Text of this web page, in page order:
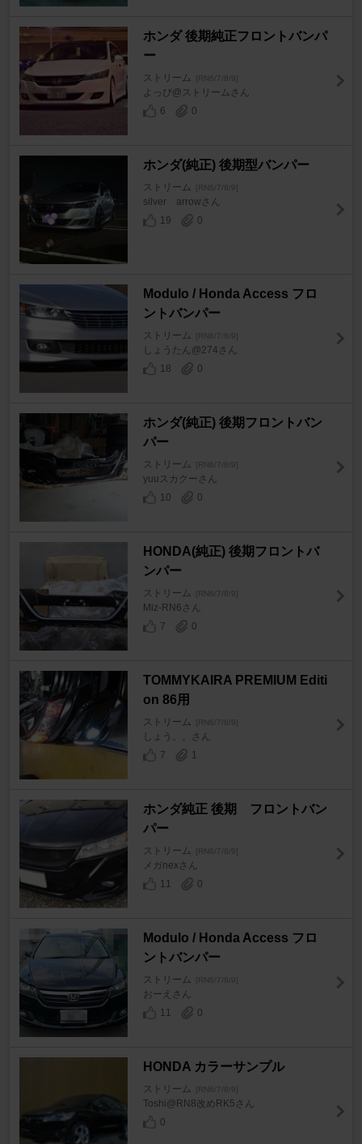
ホンダ 後期純正フロントバンパ
ー
ストリーム [RN6/7/8/9]
よっぴ@ストリームさん
6
0
ホンダ(純正) 後期型バンパー
ストリーム [RN6/7/8/9]
silver arrowさん
19
0
Modulo / Honda Access フロ
ントバンパー
ストリーム [RN6/7/8/9]
しょうたん@274さん
18
0
ホンダ(純正) 後期フロントバン
パー
ストリーム [RN6/7/8/9]
yuuスカクーさん
10
0
HONDA(純正) 後期フロントバ
ンパー
ストリーム [RN6/7/8/9]
Miz-RN6さん
7
0
TOMMYKAIRA PREMIUM Editi
on 86用
ストリーム [RN6/7/8/9]
しょう。。さん
7
1
ホンダ純正 後期 フロントバン
パー
ストリーム [RN6/7/8/9]
メガnexさん
11
0
Modulo / Honda Access フロ
ントバンパー
ストリーム [RN6/7/8/9]
おーえさん
11
0
HONDA カラーサンプル
ストリーム [RN6/7/8/9]
Toshi@RN8改めRK5さん
0